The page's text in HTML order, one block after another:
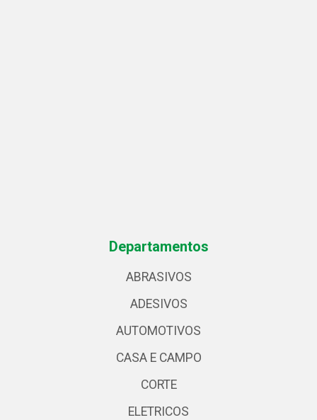
Departamentos
ABRASIVOS
ADESIVOS
AUTOMOTIVOS
CASA E CAMPO
CORTE
ELETRICOS